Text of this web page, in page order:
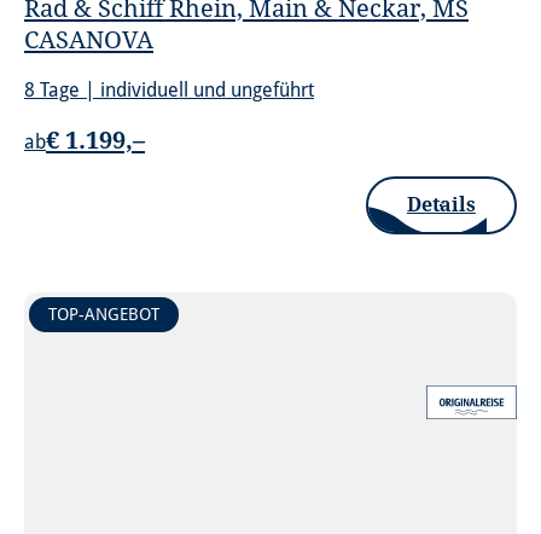
Rad & Schiff Rhein, Main & Neckar, MS
CASANOVA
8 Tage | individuell und ungeführt
Details
ab€ 1.199,–
TOP-ANGEBOT